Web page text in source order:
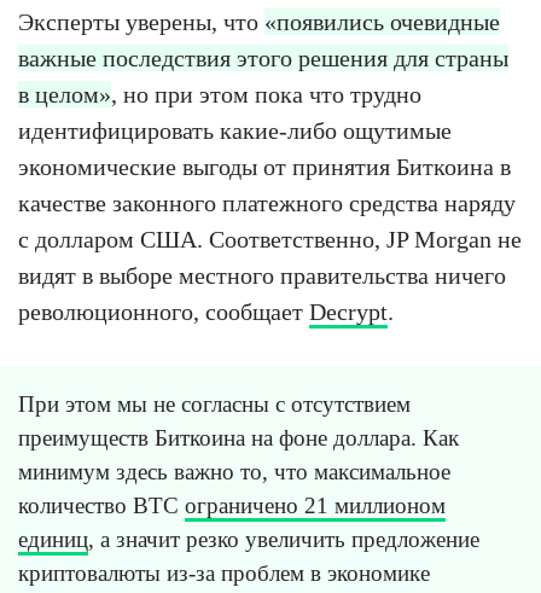
Эксперты уверены, что «появились очевидные
важные последствия этого решения для страны
в целом», но при этом пока что трудно
идентифицировать какие-либо ощутимые
экономические выгоды от принятия Биткоина в
качестве законного платежного средства наряду
с долларом США. Соответственно, JP Morgan не
видят в выборе местного правительства ничего
революционного, сообщает Decrypt.
При этом мы не согласны с отсутствием
преимуществ Биткоина на фоне доллара. Как
минимум здесь важно то, что максимальное
количество BTC ограничено 21 миллионом
единиц, а значит резко увеличить предложение
криптовалюты из-за проблем в экономике